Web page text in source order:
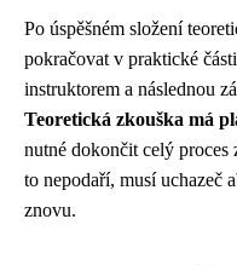
Po úspěšném složení
pokračovat v praktické
instruktorem a následnou
Teoretická zkouška má
nutné dokončit celý proces
to nepodaří, musí uchazeč
znovu.